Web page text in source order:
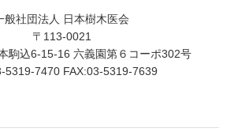
般社団法人 日本樹木医会
〒113-0021
駒込6-15-16 六義園第６コーポ302号
5319-7470 FAX:03-5319-7639